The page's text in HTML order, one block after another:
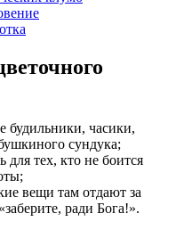
будильники, часики,
сундука;
для тех, кто не боится
вещи там отдают за
ради Бога!».